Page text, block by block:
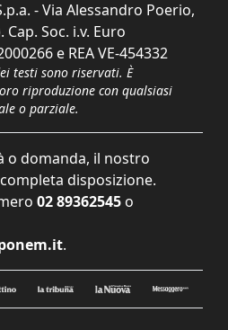
- Via Alessandro Poerio,
Cap. Soc. i.v. Euro
e REA VE-454332
testi sono riservati. È
riproduzione con qualsiasi
o parziale.
o domanda, il nostro
disposizione.
02 89362545 o
.